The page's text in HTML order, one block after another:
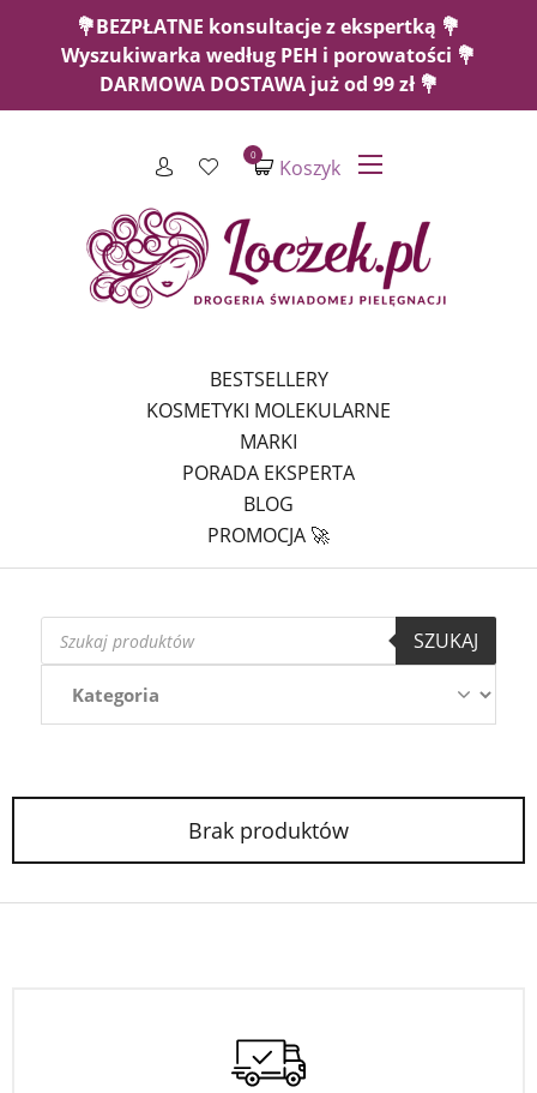
💐BEZPŁATNE konsultacje z ekspertką 💐
Wyszukiwarka według PEH i porowatości 💐
DARMOWA DOSTAWA już od 99 zł 💐
Koszyk
0
BESTSELLERY
KOSMETYKI MOLEKULARNE
MARKI
PORADA EKSPERTA
BLOG
PROMOCJA 🚀
Wyszukiwarka
produktów
SZUKAJ
Brak produktów